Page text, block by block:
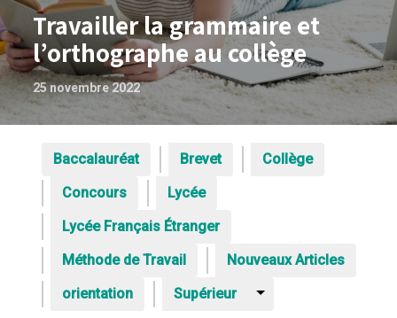
Travailler la grammaire et
l’orthographe au collège
25 novembre 2022
Baccalauréat Brevet
Collège
Concours
Lycée
Lycée Français Étranger
Méthode de Travail
Nouveaux Articles
orientation
Supérieur